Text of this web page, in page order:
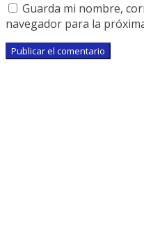
Guarda mi nombre,
navegador para la